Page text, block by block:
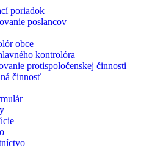
poriadok
poslancov
obce
kontrolóra
protispoločenskej činnosti
činnosť